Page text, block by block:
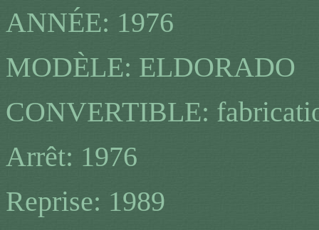
ANNÉE: 1976
MODÈLE: ELDORADO
CONVERTIBLE:
Arrêt: 1976
Reprise: 1989